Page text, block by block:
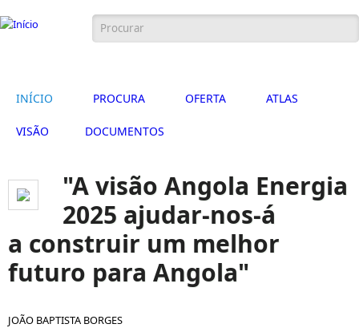
Formulário de procura
INÍCIO PROCURA OFERTA ATLAS
VISÃO DOCUMENTOS
"A visão Angola Energia
2025 ajudar-nos-á
a construir um melhor
futuro para Angola"
JOÃO BAPTISTA BORGES